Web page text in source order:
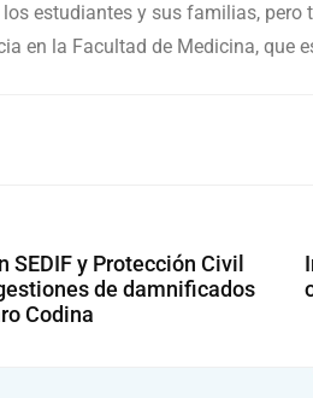
estudiantes y sus familias,
en la Facultad de Medicina, que
SEDIF y Protección Civil
de damnificados
Codina